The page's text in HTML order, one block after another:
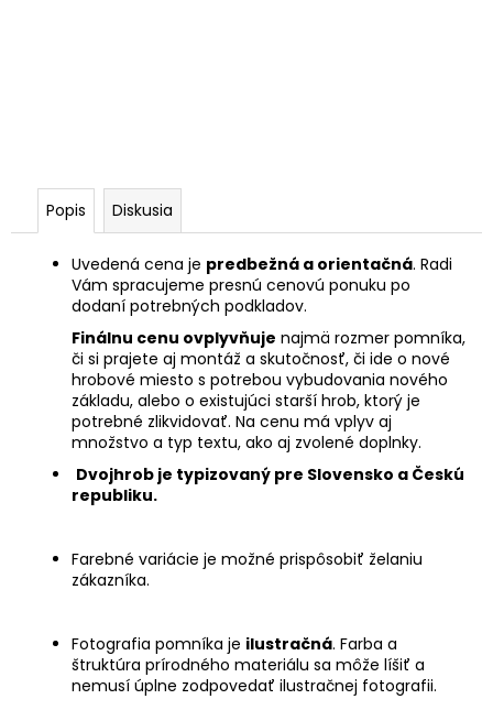
Popis Diskusia
Uvedená cena je predbežná a orientačná. Radi
Vám spracujeme presnú cenovú ponuku po
dodaní potrebných podkladov.
Finálnu cenu ovplyvňuje najmä rozmer pomníka,
či si prajete aj montáž a skutočnosť, či ide o nové
hrobové miesto s potrebou vybudovania nového
základu, alebo o existujúci starší hrob, ktorý je
potrebné zlikvidovať. Na cenu má vplyv aj
množstvo a typ textu, ako aj zvolené doplnky.
Dvojhrob je typizovaný pre Slovensko a Českú
republiku.
Farebné variácie je možné prispôsobiť želaniu
zákazníka.
Fotografia pomníka je ilustračná. Farba a
štruktúra prírodného materiálu sa môže líšiť a
nemusí úplne zodpovedať ilustračnej fotografii.